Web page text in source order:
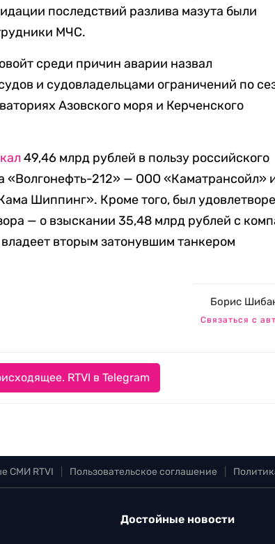
последствий разлива мазута были
МЧС.
среди причин аварии назвал
и судовладельцами ограничений по
Азовского моря и Керченского
49,46 млрд рублей в пользу российского
«Волгонефть-212» — ООО «Каматрансойл»
Шиппинг». Кроме того, был
— о взыскании 35,48 млрд рублей с
вторым затонувшим танкером
Борис
Связаться с
RTVI в Telegram
СМИ RTVI Пользовательское соглашение
Достойные новости